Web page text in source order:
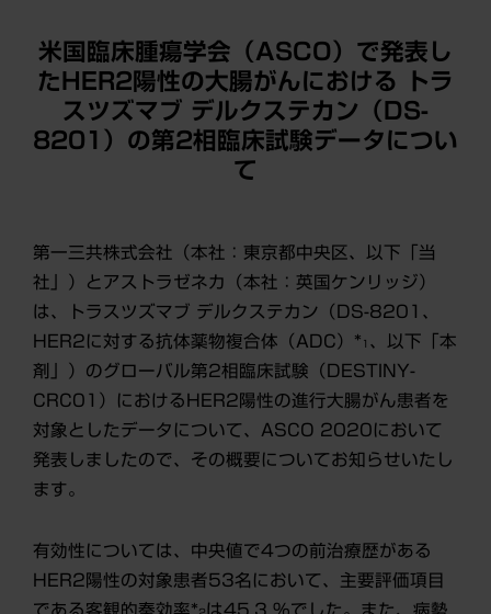
米国臨床腫瘍学会（ASCO）で発表し
たHER2陽性の大腸がんにおける トラ
スツズマブ デルクステカン（DS-
8201）の第2相臨床試験データについ
て
第一三共株式会社（本社：東京都中央区、以下「当
社」）とアストラゼネカ（本社：英国ケンリッジ）
は、トラスツズマブ デルクステカン（DS-8201、
HER2に対する抗体薬物複合体（ADC）* 1 、以下「本
剤」）のグローバル第2相臨床試験（DESTINY-
CRC01）におけるHER2陽性の進行大腸がん患者を
対象としたデータについて、ASCO 2020において
発表しましたので、その概要についてお知らせいたし
ます。
有効性については、中央値で4つの前治療歴がある
HER2陽性の対象患者53名において、主要評価項目
である客観的奏効率* は45.3 %でした。また、病勢